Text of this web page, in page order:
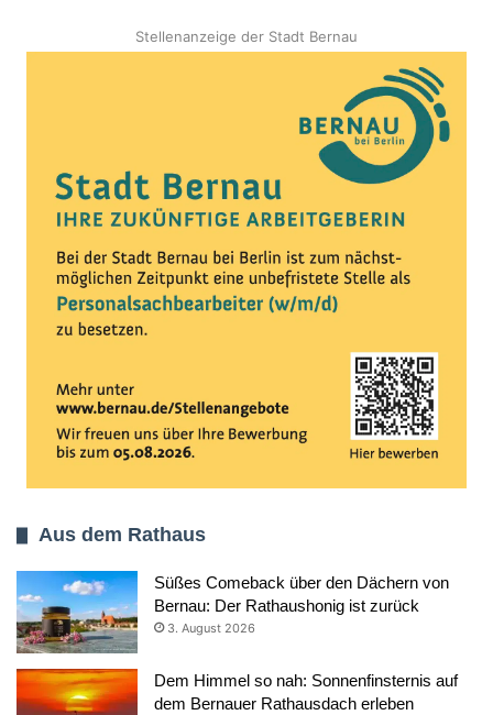
Stellenanzeige der Stadt Bernau
Aus dem Rathaus
Süßes Comeback über den Dächern von
Bernau: Der Rathaushonig ist zurück
3. August 2026
Dem Himmel so nah: Sonnenfinsternis auf
dem Bernauer Rathausdach erleben